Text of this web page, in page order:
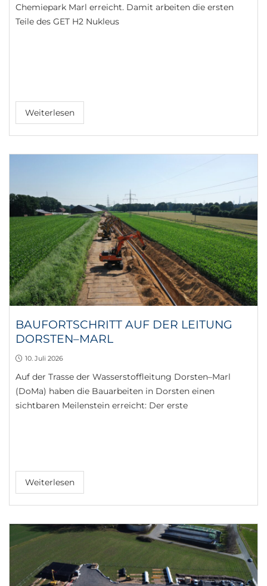
Chemiepark Marl erreicht. Damit arbeiten die ersten
Teile des GET H2 Nukleus
Weiterlesen
BAUFORTSCHRITT AUF DER LEITUNG
DORSTEN–MARL
10. Juli 2026
Auf der Trasse der Wasserstoffleitung Dorsten–Marl
(DoMa) haben die Bauarbeiten in Dorsten einen
sichtbaren Meilenstein erreicht: Der erste
Weiterlesen